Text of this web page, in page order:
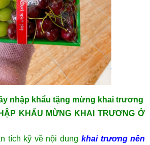
nhập khẩu tặng mừng khai trương
KHẨU MỪNG KHAI TRƯƠNG Ở
tích kỹ về nội dung khai trương nên